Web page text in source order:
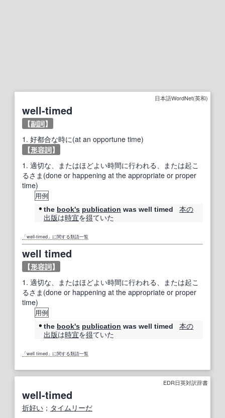
日本語WordNet(英和)
well-timed
【副詞】
1. 好都合な時に(at an opportune time)
【形容詞】
1. 適切な、またはほどよい時間に行われる、または起こ
るさま(done or happening at the appropriate or proper
time)
用例
the book's publication was well timed
本の
出版は時宜を得ていた
「well-timed」に関する類語一覧
well timed
【形容詞】
1. 適切な、またはほどよい時間に行われる、または起こ
るさま(done or happening at the appropriate or proper
time)
用例
the book's publication was well timed
本の
出版は時宜を得ていた
「well timed」に関する類語一覧
EDR日英対訳辞書
well-timed
折好い ； タイムリーだ